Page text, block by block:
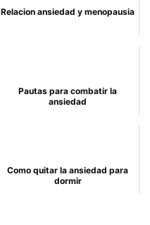
Relacion ansiedad y menopausia
Pautas para combatir la
ansiedad
Como quitar la ansiedad para
dormir